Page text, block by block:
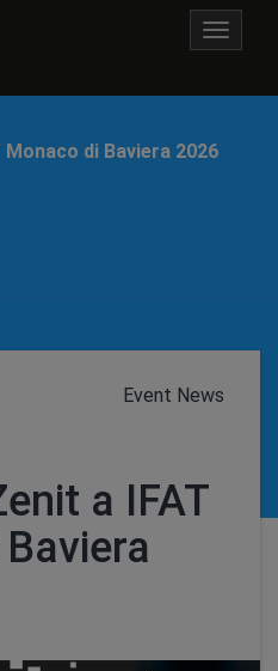
Toggle
Monaco di Baviera 2026
Event News
a IFAT